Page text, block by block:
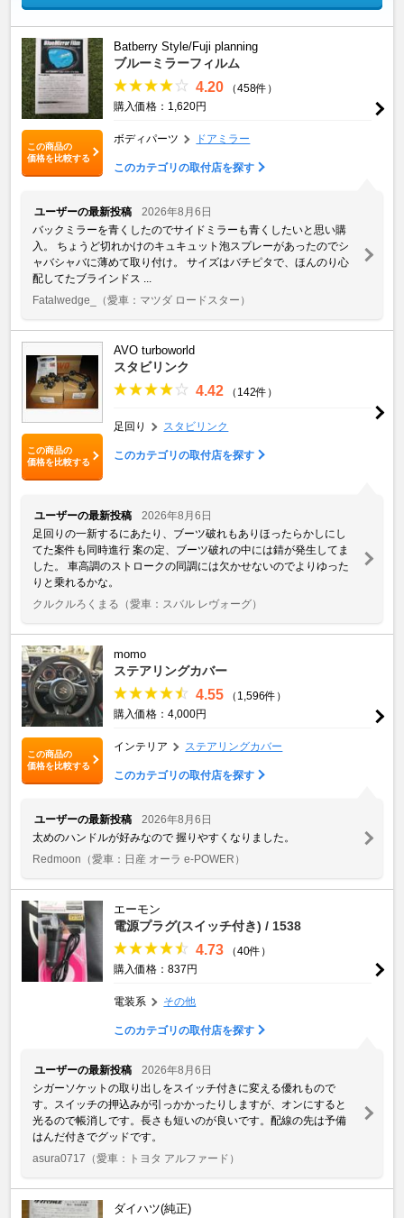
この商品の
価格を比較する
Batberry Style/Fuji planning
ブルーミラーフィルム
4.20
（458件）
購入価格：1,620円
ボディパーツ ドアミラー
このカテゴリの取付店を探す
ユーザーの最新投稿
2026年8月6日
バックミラーを青くしたのでサイドミラーも青くしたいと思い購
入。 ちょうど切れかけのキュキュット泡スプレーがあったのでシ
ャバシャバに薄めて取り付け。 サイズはバチピタで、ほんのり心
配してたブラインドス ...
Fatalwedge_
（愛車：マツダ ロードスター）
この商品の
価格を比較する
AVO turboworld
スタビリンク
4.42 （142件）
足回り スタビリンク
このカテゴリの取付店を探す
ユーザーの最新投稿
2026年8月6日
足回りの一新するにあたり、ブーツ破れもありほったらかしにし
てた案件も同時進行 案の定、ブーツ破れの中には錆が発生してま
した。 車高調のストロークの同調には欠かせないのでよりゆった
りと乗れるかな。
クルクルろくまる （愛車：スバル レヴォーグ）
この商品の
価格を比較する
momo
ステアリングカバー
4.55
（1,596件）
購入価格：4,000円
インテリア ステアリングカバー
このカテゴリの取付店を探す
ユーザーの最新投稿
2026年8月6日
太めのハンドルが好みなので 握りやすくなりました。
Redmoon （愛車：日産 オーラ e-POWER）
エーモン
電源プラグ(スイッチ付き) / 1538
4.73
（40件）
購入価格：837円
電装系 その他
このカテゴリの取付店を探す
ユーザーの最新投稿
2026年8月6日
シガーソケットの取り出しをスイッチ付きに変える優れもので
す。スイッチの押込みが引っかかったりしますが、オンにすると
光るので帳消しです。長さも短いのが良いです。配線の先は予備
はんだ付きでグッドです。
asura0717 （愛車：トヨタ アルファード）
ダイハツ(純正)